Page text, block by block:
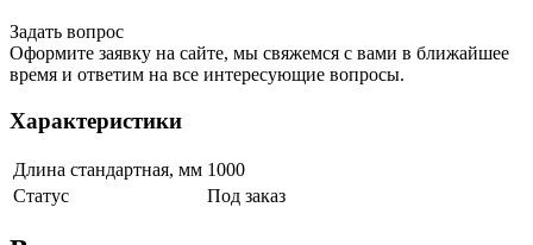
Задать вопрос
Оформите заявку на сайте, мы свяжемся с вами в ближайшее
время и ответим на все интересующие вопросы.
Характеристики
Длина стандартная, мм 1000
Статус
Под заказ